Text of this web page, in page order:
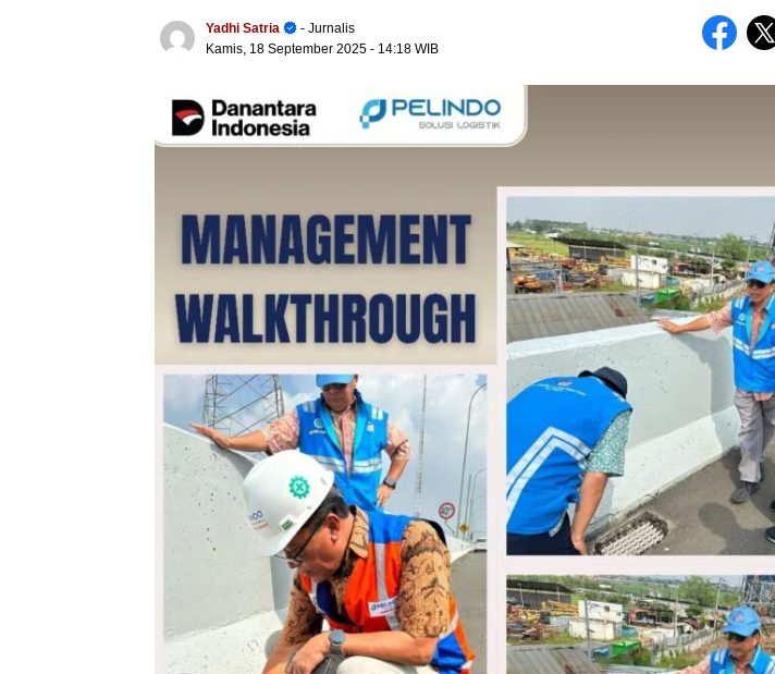
Yadhi Satria
- Jurnalis
Kamis, 18 September 2025 - 14:18 WIB